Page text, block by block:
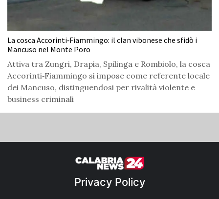
La cosca Accorinti‑Fiammingo: il clan vibonese che sfidò i
Mancuso nel Monte Poro
Attiva tra Zungri, Drapia, Spilinga e Rombiolo, la cosca
Accorinti‑Fiammingo si impose come referente locale
dei Mancuso, distinguendosi per rivalità violente e
business criminali
Privacy Policy